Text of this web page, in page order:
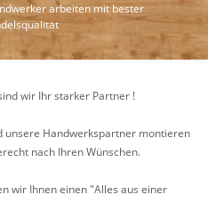
arbeiten mit bester
wir Ihr starker Partner !
unsere Handwerkspartner montieren
nach Ihren Wünschen.
wir Ihnen einen "Alles aus einer